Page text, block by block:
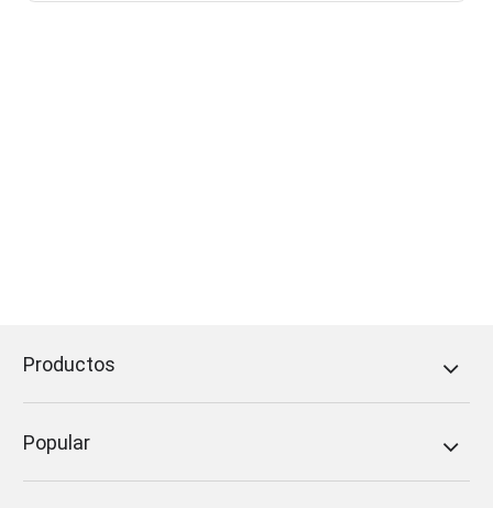
Productos
Popular